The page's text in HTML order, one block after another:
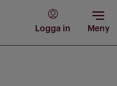
Logga in Meny